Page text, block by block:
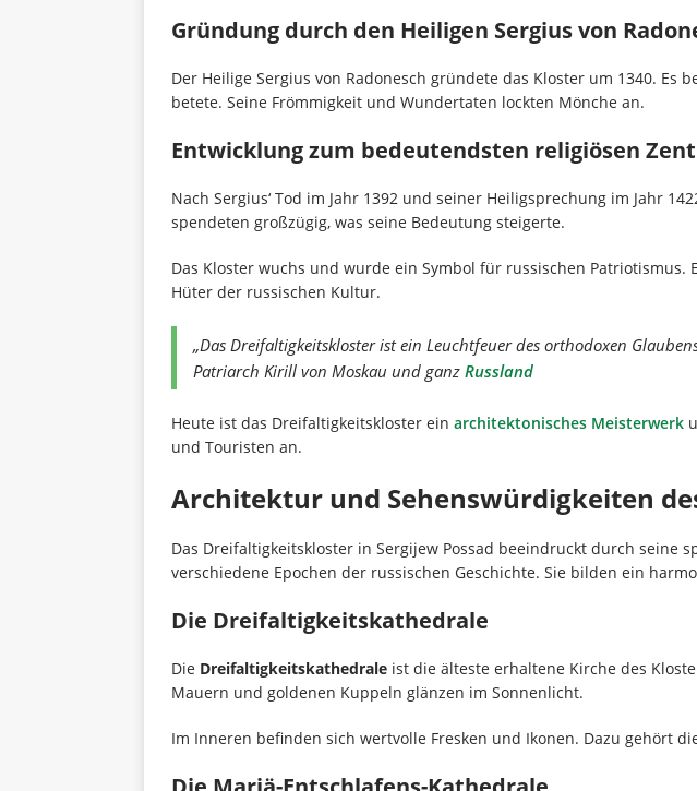
Gründung durch den Heiligen Sergius von
Der Heilige Sergius von Radonesch gründete das Kloster um 1340.
betete. Seine Frömmigkeit und Wundertaten lockten Mönche an.
Entwicklung zum bedeutendsten religiösen
Nach Sergius‘ Tod im Jahr 1392 und seiner Heiligsprechung im Jahr
spendeten großzügig, was seine Bedeutung steigerte.
Das Kloster wuchs und wurde ein Symbol für russischen
Hüter der russischen Kultur.
„Das Dreifaltigkeitskloster ist ein Leuchtfeuer des orthodoxen
Patriarch Kirill von Moskau und ganz Russland
Heute ist das Dreifaltigkeitskloster ein architektonisches Meisterwerk
und Touristen an.
Architektur und Sehenswürdigkeiten
Das Dreifaltigkeitskloster in Sergijew Possad beeindruckt durch seine
verschiedene Epochen der russischen Geschichte. Sie bilden ein
Die Dreifaltigkeitskathedrale
Die Dreifaltigkeitskathedrale ist die älteste erhaltene Kirche des
Mauern und goldenen Kuppeln glänzen im Sonnenlicht.
Im Inneren befinden sich wertvolle Fresken und Ikonen. Dazu gehört